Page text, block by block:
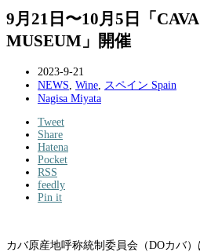
9月21日〜10月5日「
MUSEUM」開催
2023-9-21
NEWS Wine
スペイン Spain
Nagisa Miyata
Tweet
Share
Hatena
Pocket
RSS
feedly
Pin it
カバ原産地呼称統制委員会（DOカバ